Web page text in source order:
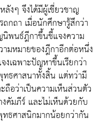
ลังๆ จึงได้มีผู้เชี่ยวชาญ
ถกถา เมื่อนักศึกษารู้สึกว่า
นิพนธ์ฎีกาขึ้นชี้แจงความ
มหมายของฎีกาอีกต่อหนึ่ง
เฉพาะปัญหาขึ้นเรียกว่า
ทธศาสนาทั้งสิ้น แต่ทว่ามี
อว่าเป็นความเห็นส่วนตัว
คัมภีร์ และไม่เห็นด้วยกับ
ทธศาสนิกมากน้อยกว่ากัน